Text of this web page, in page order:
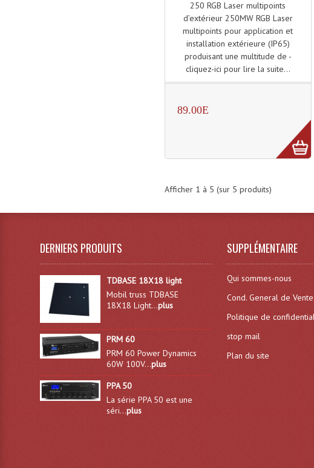
250 RGB Laser multipoints
d’extérieur 250MW RGB Laser
multipoints pour application et
installation extérieure (IP65)
produisant une multitude de -
cliquez-ici pour lire la suite...
89.00E
Afficher 1 à 5 (sur 5 produits)
DERNIERS PRODUITS
TDBASE 18X18 light
Mobil truss TDBASE
18X18 Light...plus
PRM 60
PRM 60 Power Dynamics
60W 100V...plus
PPA 50
La série PPA 50 est une
séri...plus
SUPPLÉMENTAIRE
Qui sommes-nous
Cond. General de Vente
Politique de
stop mail
Plan du site